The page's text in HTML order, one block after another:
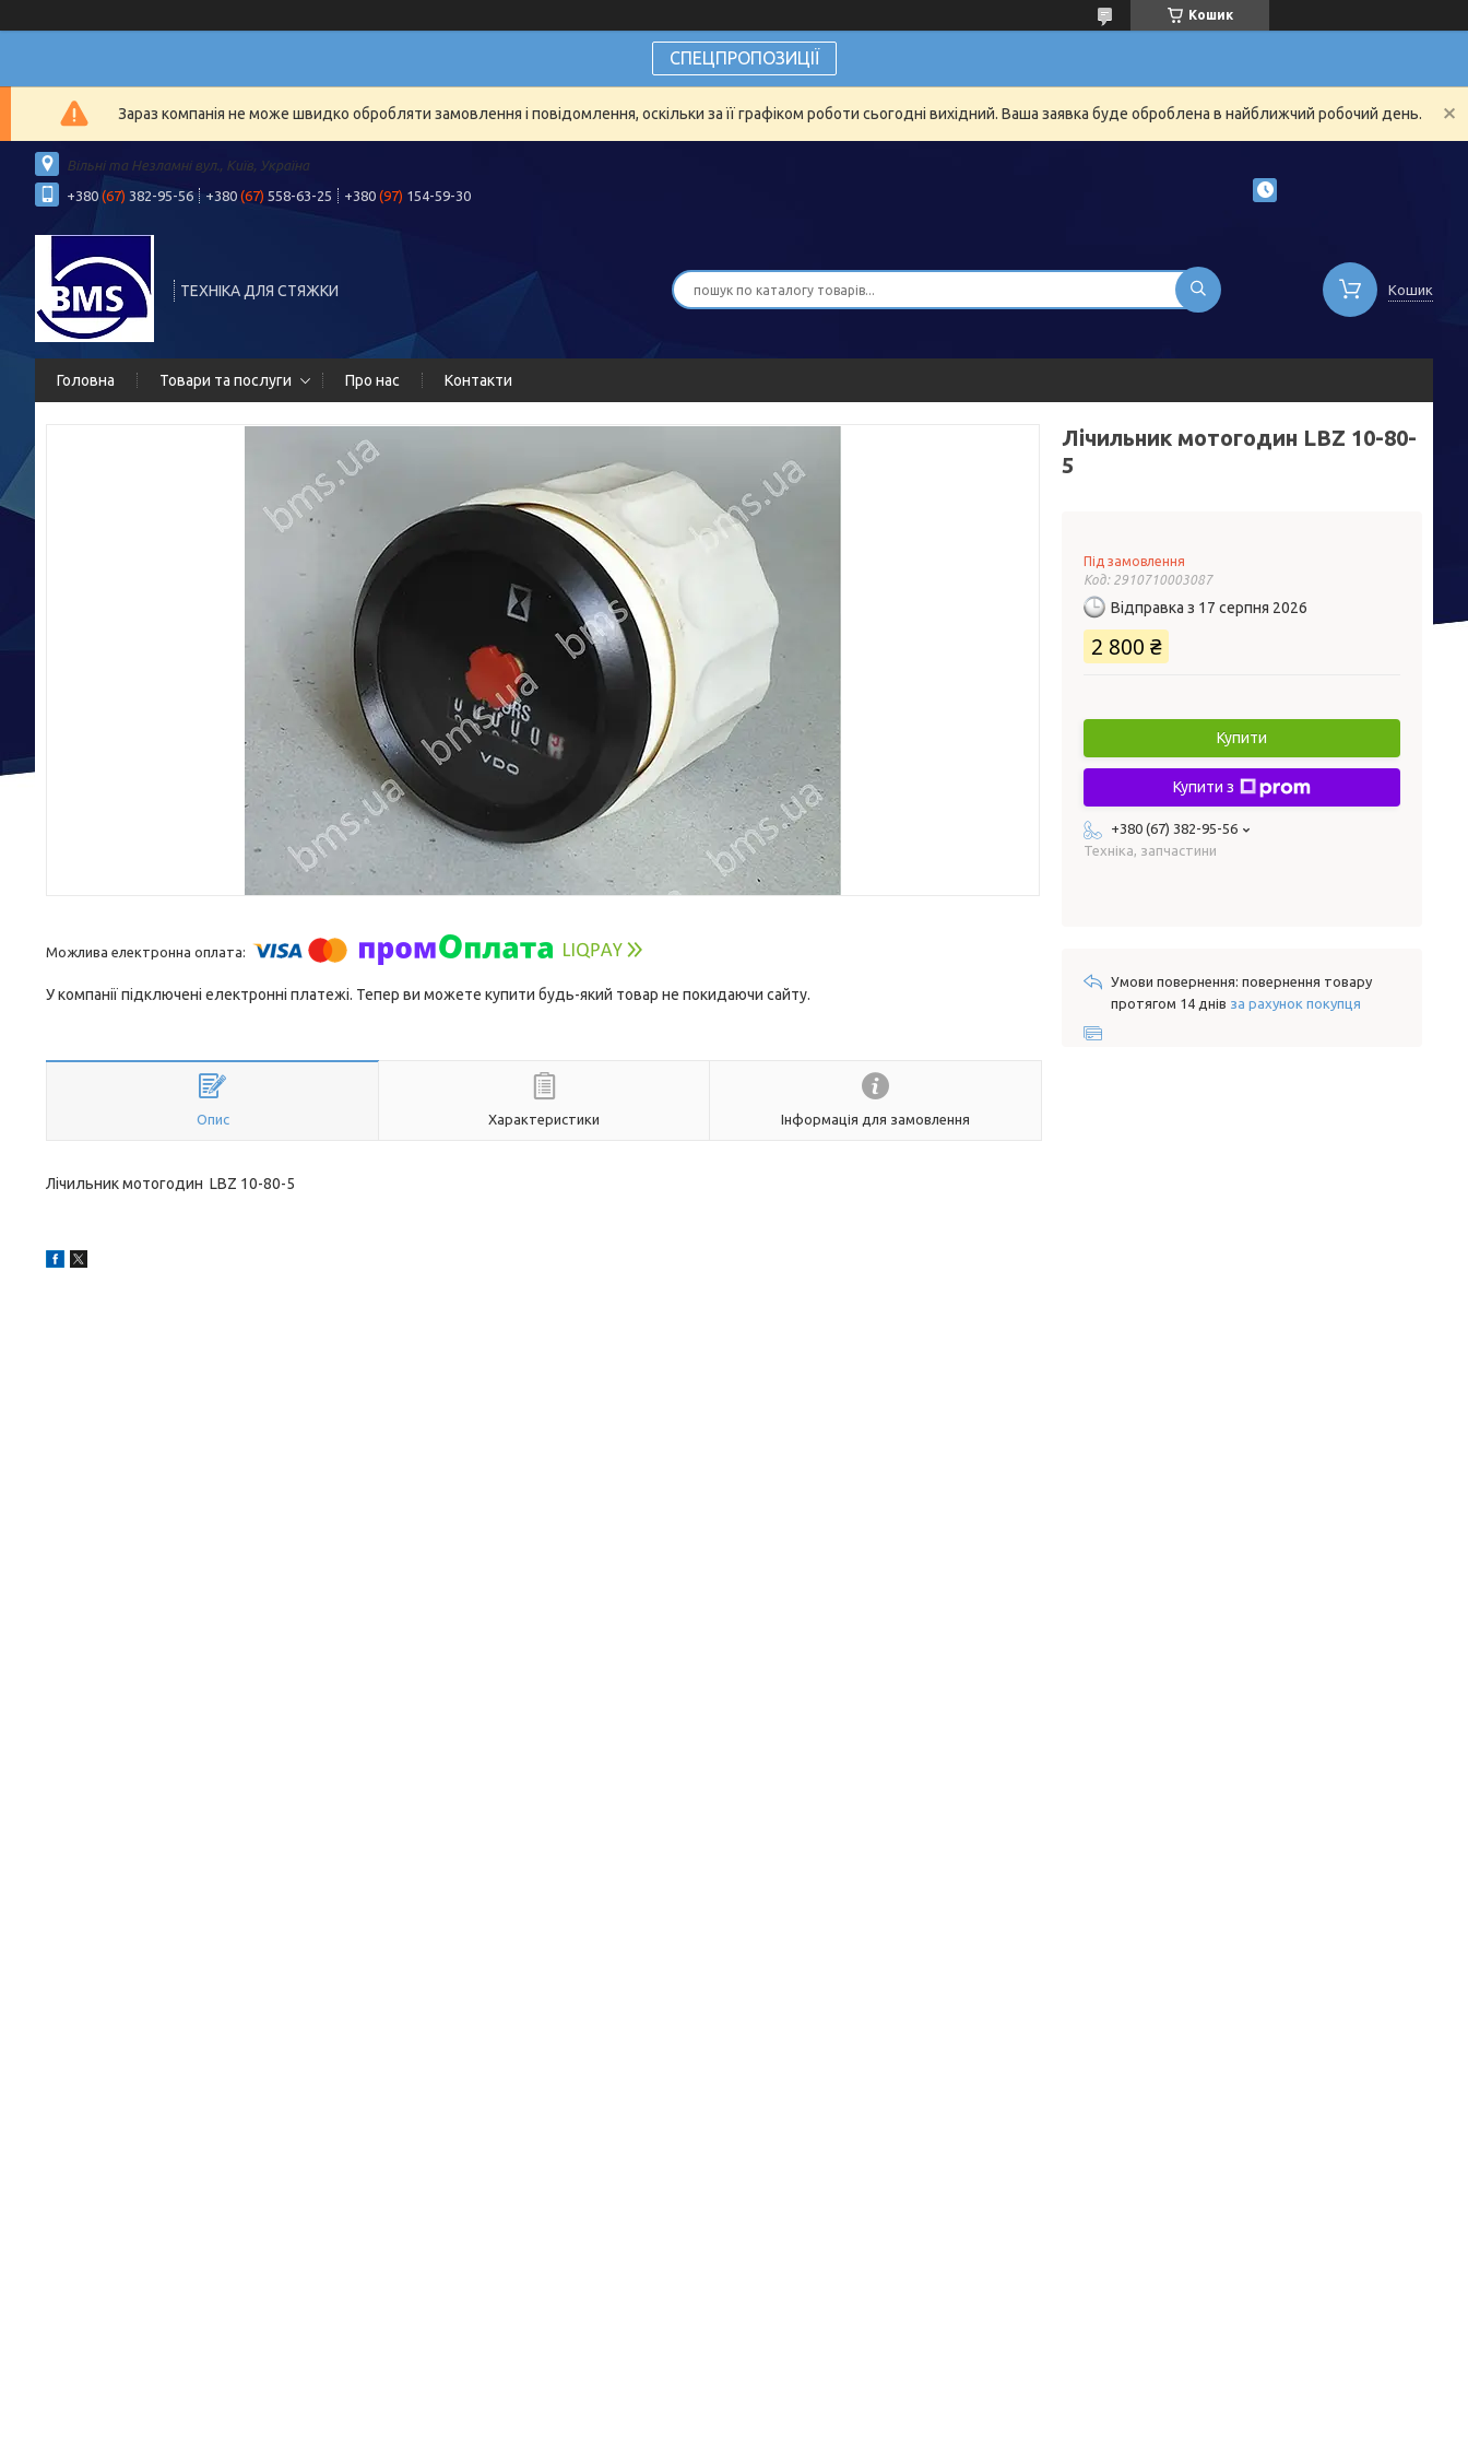
Кошик
СПЕЦПРОПОЗИЦІЇ
Зараз компанія не може швидко обробляти замовлення і повідомлення, оскільки за її графіком роботи сьогодні вихідний. Ваша заявка буде оброблена в найближчий робочий день.
Вільні та Незламні вул., Київ, Україна
+380 (67) 382-95-56 +380 (67) 558-63-25 +380 (97) 154-59-30
ТЕХНІКА ДЛЯ СТЯЖКИ Кошик
Головна Товари та послуги Про нас Контакти
У компанії підключені електронні платежі. Тепер ви можете купити будь-який товар не покидаючи сайту.
Опис Характеристики Інформація для замовлення
Лічильник мотогодин LBZ 10-80-5
Лічильник мотогодин LBZ 10-80-
5
Під замовлення
Код: 2910710003087
Відправка з 17 серпня 2026
2 800 ₴
Купити
Купити з
+380 (67) 382-95-56
Техніка, запчастини
повернення товару
протягом 14 днів за рахунок покупця